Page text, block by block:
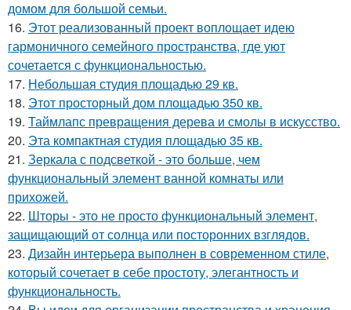
домом для большой семьи.
16. Этот реализованный проект воплощает идею
гармоничного семейного пространства, где уют
сочетается с функциональностью.
17. Небольшая студия площадью 29 кв.
18. Этот просторный дом площадью 350 кв.
19. Таймлапс превращения дерева и смолы в искусство.
20. Эта компактная студия площадью 35 кв.
21. Зеркала с подсветкой - это больше, чем
функциональный элемент ванной комнаты или
прихожей.
22. Шторы - это не просто функциональный элемент,
защищающий от солнца или посторонних взглядов.
23. Дизайн интерьера выполнен в современном стиле,
который сочетает в себе простоту, элегантность и
функциональность.